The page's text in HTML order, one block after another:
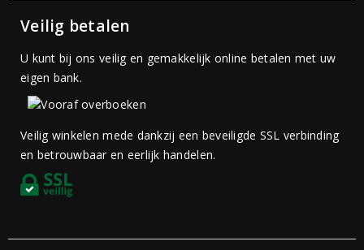
Veilig betalen
U kunt bij ons veilig en gemakkelijk online betalen met uw
eigen bank.
Veilig winkelen mede dankzij een beveiligde SSL verbinding
en betrouwbaar en eerlijk handelen.